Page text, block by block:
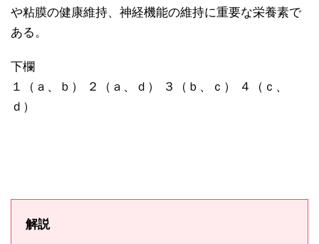
や粘膜の健康維持、神経機能の維持に重要な栄養素で
ある。
下欄
１（ａ、ｂ） ２（ａ、ｄ） ３（ｂ、ｃ） ４（ｃ、
ｄ）
解説